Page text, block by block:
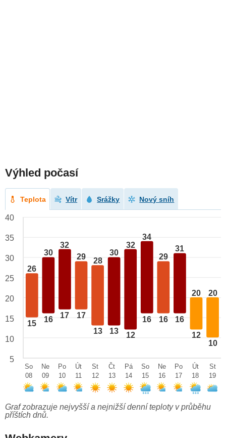
Výhled počasí
Teplota Vítr Srážky Nový sníh
26
15
30
16
32
17
29
17
28
13
30
13
32
12
34
16
29
16
31
16
20
12
20
10
40
35
30
25
20
15
10
5
So
08
Ne
09
Po
10
Út
11
St
12
Čt
13
Pá
14
So
15
Ne
16
Po
17
Út
18
St
19
Graf zobrazuje nejvyšší a nejnižší denní teploty v průběhu
příštích dnů.